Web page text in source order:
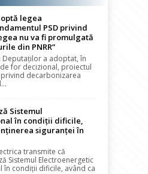
legea
PSD privind
nu va fi promulgată
din PNRR”
Deputaților a adoptat, în
for decizional, proiectul
decarbonizarea
Sistemul
în condiții dificile,
siguranței în
transmite că
Sistemul Electroenergetic
în condiții dificile, având ca